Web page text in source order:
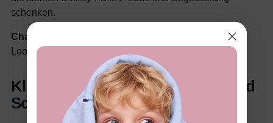
schenken.
Charmantes Fliegen-Detail
– Verleiht dem festlichen
Look das gewisse Etwas für perfekte Fotos.
Kleid-Set mit Gänseblümchen und
Schleife (2-tlg.)